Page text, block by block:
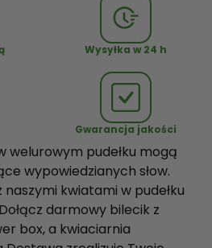
Wysyłka w 24 h
Gwarancja jakości
welurowym pudełku mogą
wypowiedzianych słow.
naszymi kwiatami w pudełku
darmowy bilecik z
box, a kwiaciarnia